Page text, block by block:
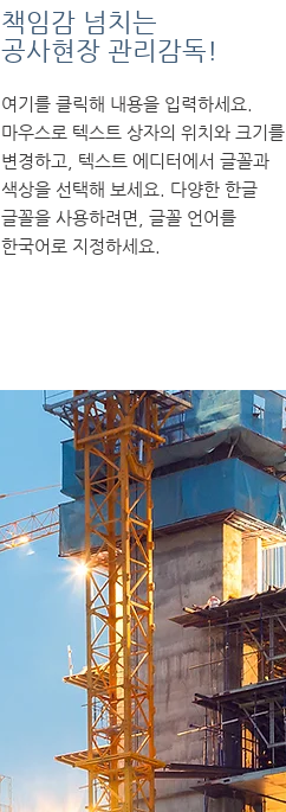
책임감 넘치는
공사현장 관리감독!
여기를 클릭해 내용을 입력하세요.
마우스로 텍스트 상자의 위치와 크기를
변경하고, 텍스트 에디터에서 글꼴과
색상을 선택해 보세요. 다양한 한글
글꼴을 사용하려면, 글꼴 언어를
한국어로 지정하세요.